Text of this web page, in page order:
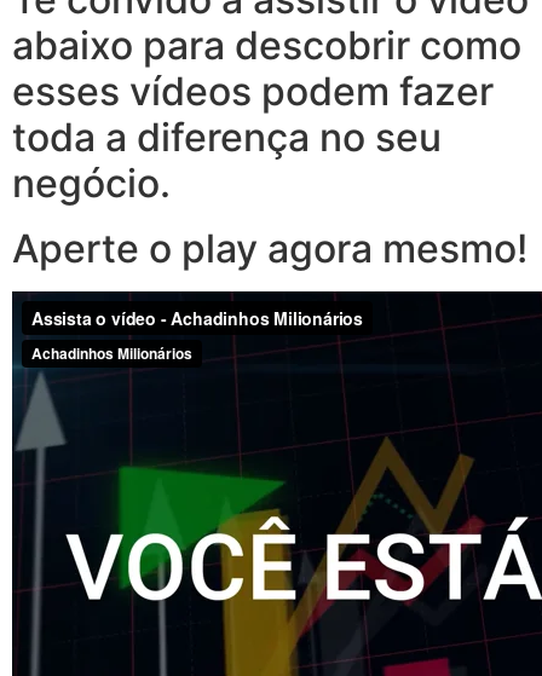
abaixo para descobrir como
esses vídeos podem fazer
toda a diferença no seu
negócio.
Aperte o play agora mesmo!